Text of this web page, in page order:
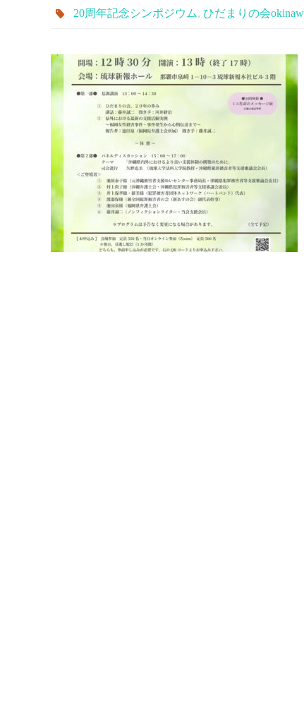
20周年記念シンポジウム, ひだまりの会